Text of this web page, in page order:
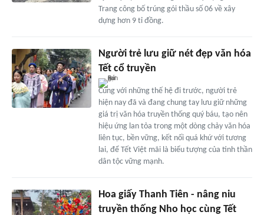
Trang công bố trúng gói thầu số 06 về xây
dựng hơn 9 tỉ đồng.
Người trẻ lưu giữ nét đẹp văn hóa
Tết cổ truyền
Cùng với những thế hệ đi trước, người trẻ
hiện nay đã và đang chung tay lưu giữ những
giá trị văn hóa truyền thống quý báu, tạo nên
hiệu ứng lan tỏa trong một dòng chảy văn hóa
liên tục, bền vững, kết nối quá khứ với tương
lai, để Tết Việt mãi là biểu tượng của tinh thần
dân tộc vững mạnh.
Hoa giấy Thanh Tiên - nâng niu
truyền thống Nho học cùng Tết